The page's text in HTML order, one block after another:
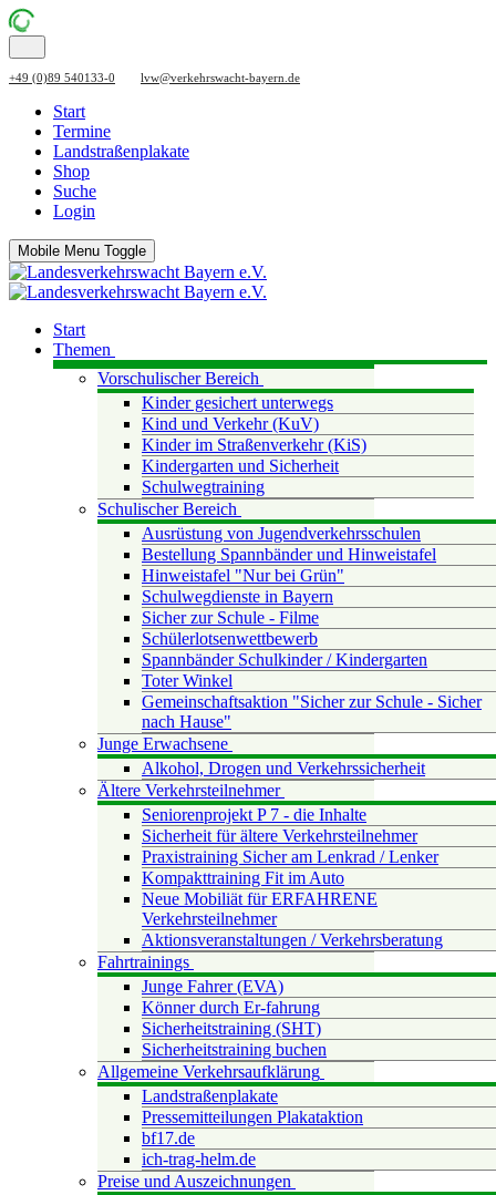
+49 (0)89 540133-0 lvw@verkehrswacht-bayern.de
Start
Termine
Landstraßenplakate
Shop
Suche
Login
Mobile Menu Toggle
Start
Themen
Vorschulischer Bereich
Kinder gesichert unterwegs
Kind und Verkehr (KuV)
Kinder im Straßenverkehr (KiS)
Kindergarten und Sicherheit
Schulwegtraining
Schulischer Bereich
Ausrüstung von Jugendverkehrsschulen
Bestellung Spannbänder und Hinweistafel
Hinweistafel "Nur bei Grün"
Schulwegdienste in Bayern
Sicher zur Schule - Filme
Schülerlotsenwettbewerb
Spannbänder Schulkinder / Kindergarten
Toter Winkel
Gemeinschaftsaktion "Sicher zur Schule - Sicher
nach Hause"
Junge Erwachsene
Alkohol, Drogen und Verkehrssicherheit
Ältere Verkehrsteilnehmer
Seniorenprojekt P 7 - die Inhalte
Sicherheit für ältere Verkehrsteilnehmer
Praxistraining Sicher am Lenkrad / Lenker
Kompakttraining Fit im Auto
Neue Mobiliät für ERFAHRENE
Verkehrsteilnehmer
Aktionsveranstaltungen / Verkehrsberatung
Fahrtrainings
Junge Fahrer (EVA)
Könner durch Er-fahrung
Sicherheitstraining (SHT)
Sicherheitstraining buchen
Allgemeine Verkehrsaufklärung
Landstraßenplakate
Pressemitteilungen Plakataktion
bf17.de
ich-trag-helm.de
Preise und Auszeichnungen